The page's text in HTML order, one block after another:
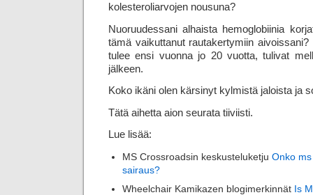
kolesteroliarvojen nousuna?
Nuoruudessani alhaista hemoglobiinia
tämä vaikuttanut rautakertymiin
tulee ensi vuonna jo 20 vuotta, tulivat
jälkeen.
Koko ikäni olen kärsinyt kylmistä jaloista ja
Tätä aihetta aion seurata tiiviisti.
Lue lisää:
MS Crossroadsin keskusteluketju Onko
sairaus?
Wheelchair Kamikazen blogimerkinnät Is